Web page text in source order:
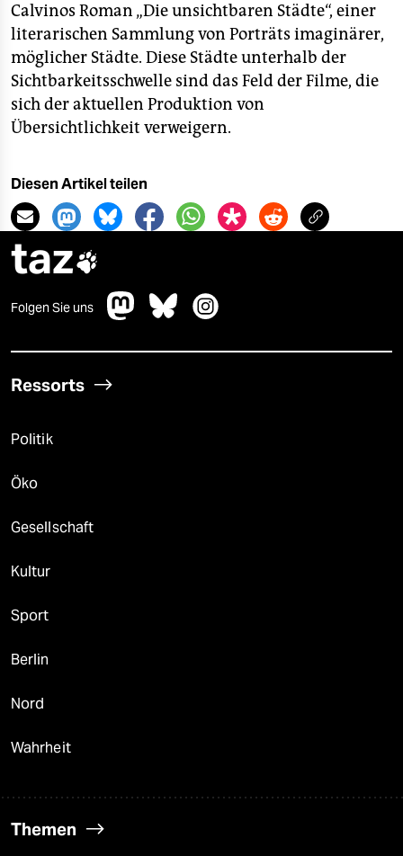
Calvinos Roman „Die unsichtbaren Städte“, einer
literarischen Sammlung von Porträts imaginärer,
möglicher Städte. Diese Städte unterhalb der
Sichtbarkeitsschwelle sind das Feld der Filme, die
sich der aktuellen Produktion von
Übersichtlichkeit verweigern.
Diesen Artikel teilen
taz
Folgen Sie uns
Ressorts
Politik
Öko
Gesellschaft
Kultur
Sport
Berlin
Nord
Wahrheit
Themen